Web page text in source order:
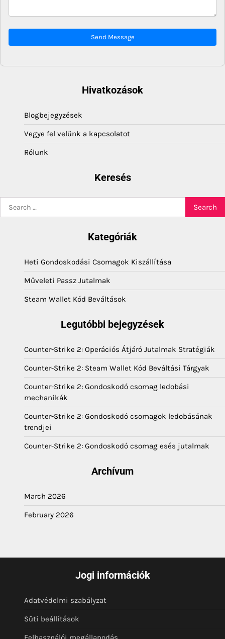
Send Message
Hivatkozások
Blogbejegyzések
Vegye fel velünk a kapcsolatot
Rólunk
Keresés
for:
Kategóriák
Heti Gondoskodási Csomagok Kiszállítása
Műveleti Passz Jutalmak
Steam Wallet Kód Beváltások
Legutóbbi bejegyzések
Counter-Strike 2: Operációs Átjáró Jutalmak Stratégiák
Counter-Strike 2: Steam Wallet Kód Beváltási Tárgyak
Counter-Strike 2: Gondoskodó csomag ledobási
mechanikák
Counter-Strike 2: Gondoskodó csomagok ledobásának
trendjei
Counter-Strike 2: Gondoskodó csomag esés jutalmak
Archívum
March 2026
February 2026
Jogi információk
Adatvédelmi szabályzat
Süti beállítások